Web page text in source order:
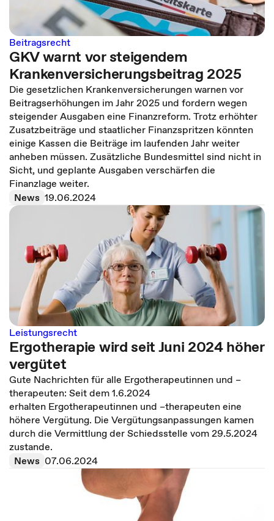
Beitragsrecht
GKV warnt vor steigendem
Krankenversicherungsbeitrag 2025
Die gesetzlichen Krankenversicherungen warnen vor
Beitragserhöhungen im Jahr 2025 und fordern wegen
steigender Ausgaben eine Finanzreform. Trotz erhöhter
Zusatzbeiträge und staatlicher Finanzspritzen könnten
einige Kassen die Beiträge im laufenden Jahr weiter
anheben müssen. Zusätzliche Bundesmittel sind nicht in
Sicht, und geplante Ausgaben verschärfen die
Finanzlage weiter.
News 19.06.2024
Leistungsrecht
Ergotherapie wird seit Juni 2024 höher
vergütet
Gute Nachrichten für alle Ergotherapeutinnen und –
therapeuten: Seit dem 1.6.2024
erhalten Ergotherapeutinnen und –therapeuten eine
höhere Vergütung. Die Vergütungsanpassungen kamen
durch die Vermittlung der Schiedsstelle vom 29.5.2024
zustande.
News 07.06.2024